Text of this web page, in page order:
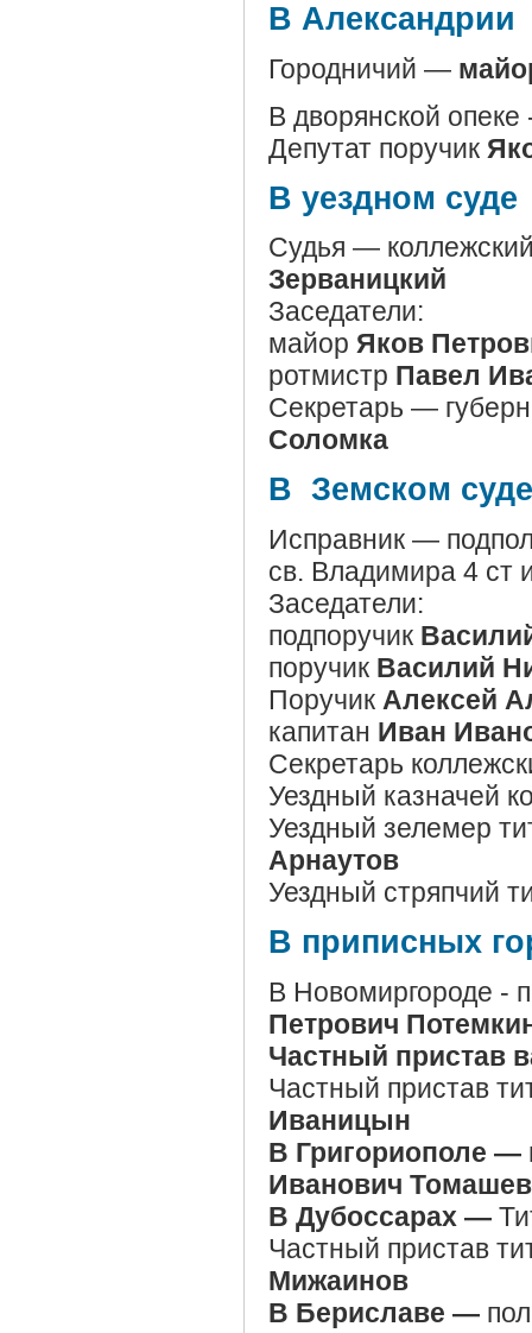
В Александрии
Городничий —
В дворянской
Депутат поручик
В уездном суде
Судья —
Зерваницкий
Заседатели:
майор Яков
ротмистр Павел
Секретарь —
Соломка
В Земском
Исправник —
св. Владимира 4 ст
Заседатели:
подпоручик
поручикВасилий
ПоручикАлексей
капитан Иван
Секретарь
Уездный казначей
Уездный зелемер
Арнаутов
Уездный стряпчий
В приписных
В Новомиргороде -
Петрович
Частный пристав
Частный пристав
Иваницын
В Григориополе —
Иванович
В Дубоссарах —
Частный пристав
Мижаинов
В Бериславе —